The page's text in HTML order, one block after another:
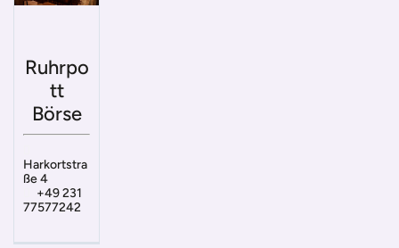
Ruhrpo
tt
Börse
Harkortstra
ße 4
+49 231
77577242